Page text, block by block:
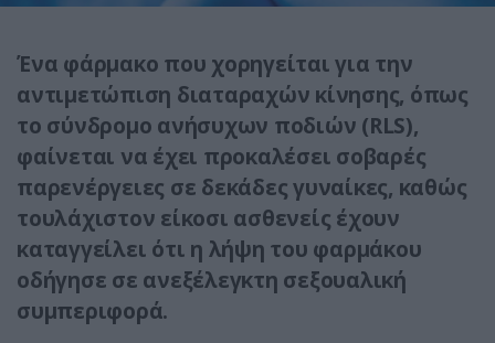
Ένα φάρμακο που χορηγείται για την
αντιμετώπιση διαταραχών κίνησης, όπως
το σύνδρομο ανήσυχων ποδιών (RLS),
φαίνεται να έχει προκαλέσει σοβαρές
παρενέργειες σε δεκάδες γυναίκες, καθώς
τουλάχιστον είκοσι ασθενείς έχουν
καταγγείλει ότι η λήψη του φαρμάκου
οδήγησε σε ανεξέλεγκτη σεξουαλική
συμπεριφορά.